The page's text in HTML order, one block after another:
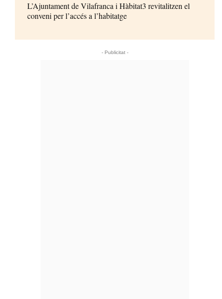
L’Ajuntament de Vilafranca i Hàbitat3 revitalitzen el
conveni per l’accés a l’habitatge
- Publicitat -